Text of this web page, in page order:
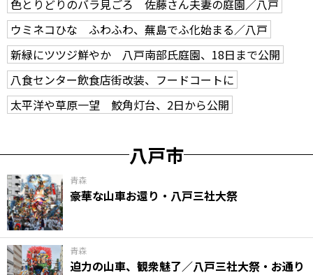
色とりどりのバラ見ごろ 佐藤さん夫妻の庭園／八戸
ウミネコひな ふわふわ、蕪島でふ化始まる／八戸
新緑にツツジ鮮やか 八戸南部氏庭園、18日まで公開
八食センター飲食店街改装、フードコートに
太平洋や草原一望 鮫角灯台、2日から公開
八戸市
青森
豪華な山車お還り・八戸三社大祭
青森
迫力の山車、観衆魅了／八戸三社大祭・お通り